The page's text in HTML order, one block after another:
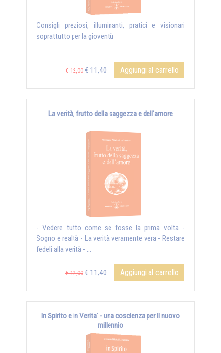
Consigli preziosi, illuminanti, pratici e visionari
soprattutto per la gioventù
€ 12,00 € 11,40 Aggiungi al carrello
La verità, frutto della saggezza e dell'amore
- Vedere tutto come se fosse la prima volta -
Sogno e realtà - La verità veramente vera - Restare
fedeli alla verità - ...
€ 12,00 € 11,40 Aggiungi al carrello
In Spirito e in Verita' - una coscienza per il nuovo
millennio